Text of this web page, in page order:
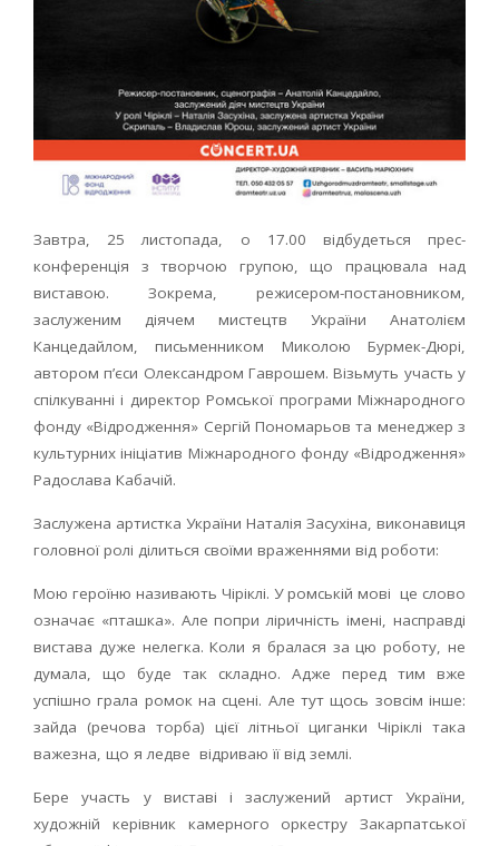
Завтра, 25 листопада, о 17.00 відбудеться прес-
конференція з творчою групою, що працювала над
виставою. Зокрема, режисером-постановником,
заслуженим діячем мистецтв України Анатолієм
Канцедайлом, письменником Миколою Бурмек-Дюрі,
автором п’єси Олександром Гаврошем. Візьмуть участь у
спілкуванні і директор Ромської програми Міжнародного
фонду «Відродження» Сергій Пономарьов та менеджер з
культурних ініціатив Міжнародного фонду «Відродження»
Радослава Кабачій.
Заслужена артистка України Наталія Засухіна, виконавиця
головної ролі ділиться своїми враженнями від роботи:
Мою героїню називають Чіріклі. У ромській мові це слово
означає «пташка». Але попри ліричність імені, насправді
вистава дуже нелегка. Коли я бралася за цю роботу, не
думала, що буде так складно. Адже перед тим вже
успішно грала ромок на сцені. Але тут щось зовсім інше:
зайда (речова торба) цієї літньої циганки Чіріклі така
важезна, що я ледве відриваю її від землі.
Бере участь у виставі і заслужений артист України,
художній керівник камерного оркестру Закарпатської